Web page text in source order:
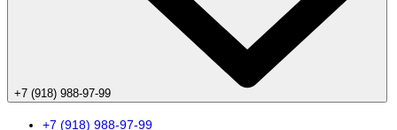
+7 (918) 988-97-99
+7 (918) 988-97-99